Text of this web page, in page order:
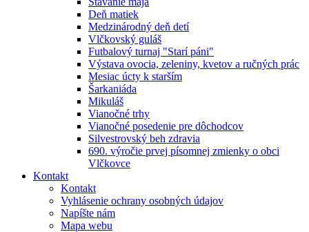
Deň matiek
Medzinárodný deň detí
Vlčkovský guláš
Futbalový turnaj "Starí páni"
Výstava ovocia, zeleniny, kvetov a ručných prác
Mesiac úcty k starším
Šarkaniáda
Mikuláš
Vianočné trhy
Vianočné posedenie pre dôchodcov
Silvestrovský beh zdravia
690. výročie prvej písomnej zmienky o obci
Vlčkovce
Kontakt
Kontakt
Vyhlásenie ochrany osobných údajov
Napíšte nám
Mapa webu